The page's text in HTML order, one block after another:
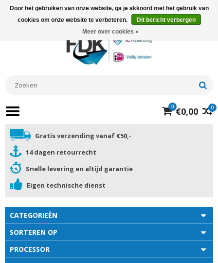
0
0 €0,00
Gratis verzending vanaf €50,-
14 dagen retourrecht
Snelle levering en altijd garantie
Eigen technische dienst
CATEGORIEËN
SORTEREN OP
PROCESSOR
Door het gebruiken van onze website, ga je akkoord met het gebruik van
cookies om onze website te verbeteren.
Dit bericht verbergen
Meer over cookies »